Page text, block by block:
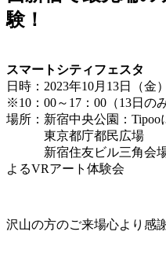
験！
スマートシティフェスタ
日時：2023年10月13日（金
※10：00～17：00（13日の
場所：新宿中央公園：
東京都庁都民広場
新宿住友ビル三角会場
よるVRアート体験会
沢山の方のご来場心より感